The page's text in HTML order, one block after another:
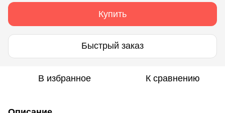
Купить
Быстрый заказ
В избранное К сравнению